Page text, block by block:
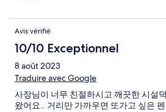
Avis vérifié
10/10 Exceptionnel
8 août 2023
Traduire avec Google
사장님이 너무 친절하시고 깨끗한 시설
왔어요.. 거리만 가까우면 또가고 싶은